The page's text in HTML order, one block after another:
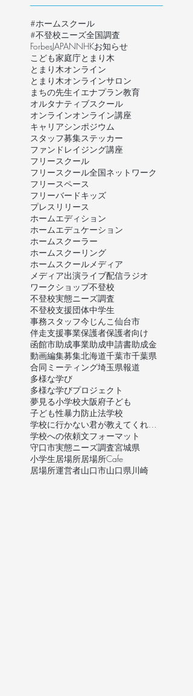
#ホームスクール
#不登校ニーズ全国調査
ForbesJAPANNHKお知らせ
こども家庭庁とまり木
とまり木オンライン
とまり木オンラインサロン
まちの先生イエナプラン教育
オルタナティブスクール
オンラインオンライン講座
キャリアシンポジウム
スタッフ募集ステッカー
ファンドレイジング講座
フリースクール
フリースクール全国ネットワーク
フリースペース
フリーバードキッズ
プレスリリース
ホームエディション
ホームエデュケーション
ホームスクーラー
ホームスクーリング
ホームスクールメディア
メディア出演ライブ配信ラジオ
ワークショップ不登校
不登校実態ニーズ調査
不登校支援団体中学生
事務スタッフ今じんこ仙台市
伴走支援事業保護者保護者向け
函館市助成事業助成申請書助成金
動画編集募集北海道千葉市千葉県
合同ミーティング埼玉県報道
多様な学び
多様な学びプロジェクト
夢見る小学校大阪府子ども
子ども性暴力防止法学校
学校に行かない君が教えてくれたこと
学校への依頼文フォーマット
守口市実態ニーズ調査宮城県
小学生居場所居場所Cafe
居場所運営者山口市山口県川崎